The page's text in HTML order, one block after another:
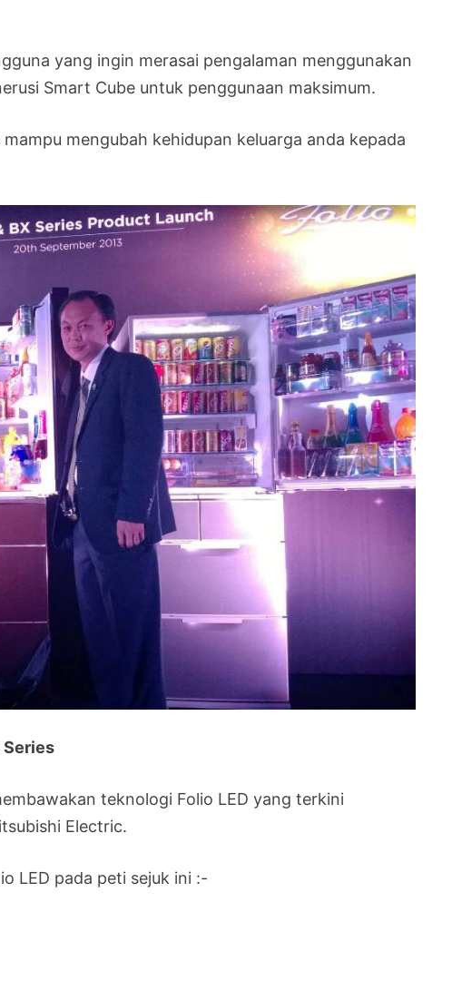
yang ingin merasai pengalaman menggunakan
Smart Cube untuk penggunaan maksimum.
mengubah kehidupan keluarga anda kepada
Series
teknologi Folio LED yang terkini
Electric.
LED pada peti sejuk ini :-